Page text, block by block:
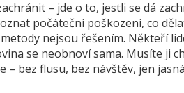
– jde o to, jestli se dá
počáteční poškození, co
nejsou řešením. Někteří
se neobnoví sama. Musíte ji
bez flusu, bez návštěv, jen